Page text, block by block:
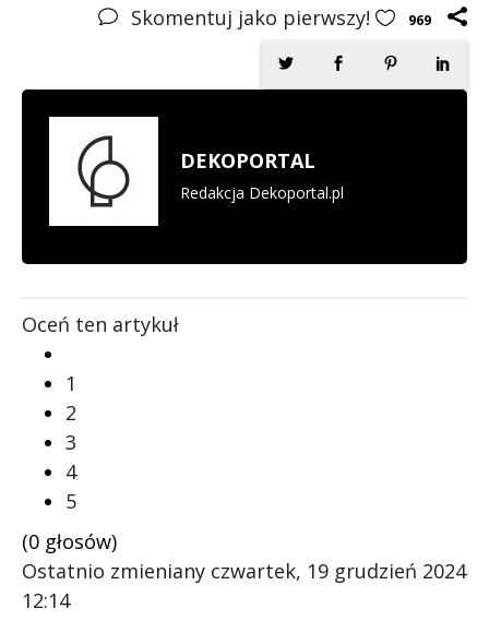
Skomentuj jako pierwszy! 969
DEKOPORTAL
Redakcja Dekoportal.pl
Oceń ten artykuł
1
2
3
4
5
(0 głosów)
Ostatnio zmieniany czwartek, 19 grudzień 2024
12:14